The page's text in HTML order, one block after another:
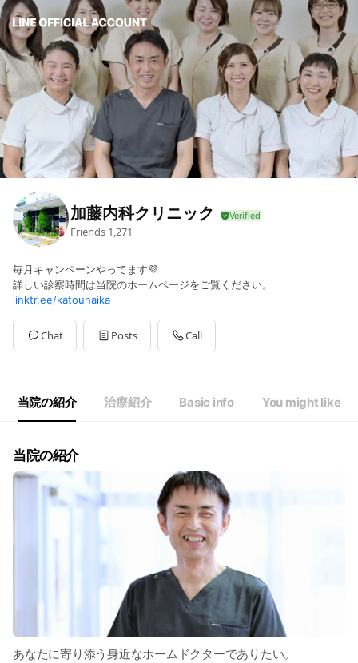
加藤内科クリニック
Friends 1,271
毎月キャンペーンやってます💜
詳しい診察時間は当院のホームページをご覧ください。
linktr.ee/katounaika
Chat Posts Call
当院の紹介 治療紹介 Basic info You might like
当院の紹介
あなたに寄り添う身近なホームドクターでありたい。